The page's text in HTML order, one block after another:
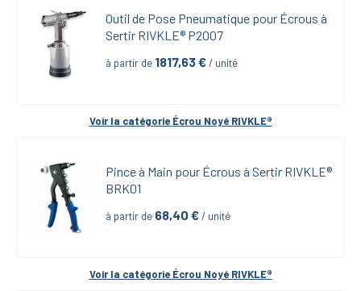
Outil de Pose Pneumatique pour Écrous à
Sertir RIVKLE® P2007
à partir de 1817,63 € / unité
Voir la catégorie Écrou Noyé RIVKLE®
Pince à Main pour Écrous à Sertir RIVKLE®
BRK01
à partir de 68,40 € / unité
Voir la catégorie Écrou Noyé RIVKLE®